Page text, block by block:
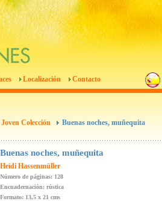
Localización Contacto
Colección Buenas noches, muñequita
Buenas noches, muñequita
Heidi Hassenmüller
Número de páginas: 128
Encuadernación: rústica
Formato: 13,5 x 21 cms